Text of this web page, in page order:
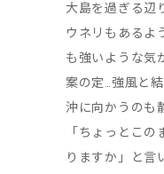
大島を過ぎる辺
ウネリもあるよ
も強いような気
案の定…強風と
沖に向かうのも
「ちょっとこ
りますか」と言